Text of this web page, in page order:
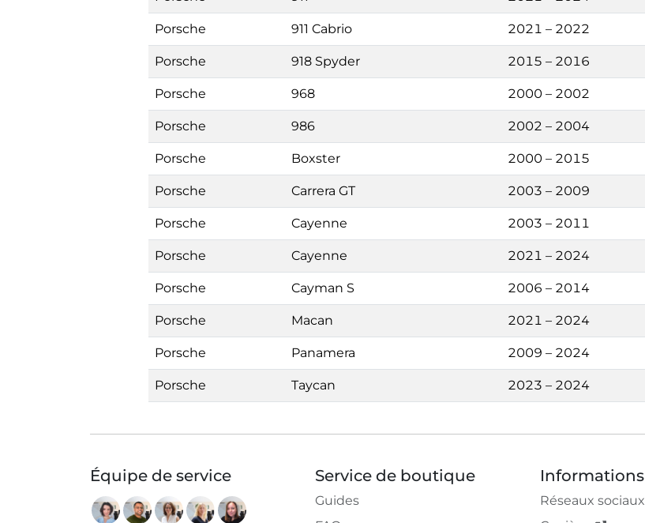
Porsche 911 Cabrio 2021 – 2022
Porsche 918 Spyder 2015 – 2016
Porsche 968 2000 – 2002
Porsche 986 2002 – 2004
Porsche Boxster 2000 – 2015
Porsche Carrera GT 2003 – 2009
Porsche Cayenne 2003 – 2011
Porsche Cayenne 2021 – 2024
Porsche Cayman S 2006 – 2014
Porsche Macan 2021 – 2024
Porsche Panamera 2009 – 2024
Porsche Taycan 2023 – 2024
Équipe de service Service de boutique
Guides
Informations
Réseaux sociaux